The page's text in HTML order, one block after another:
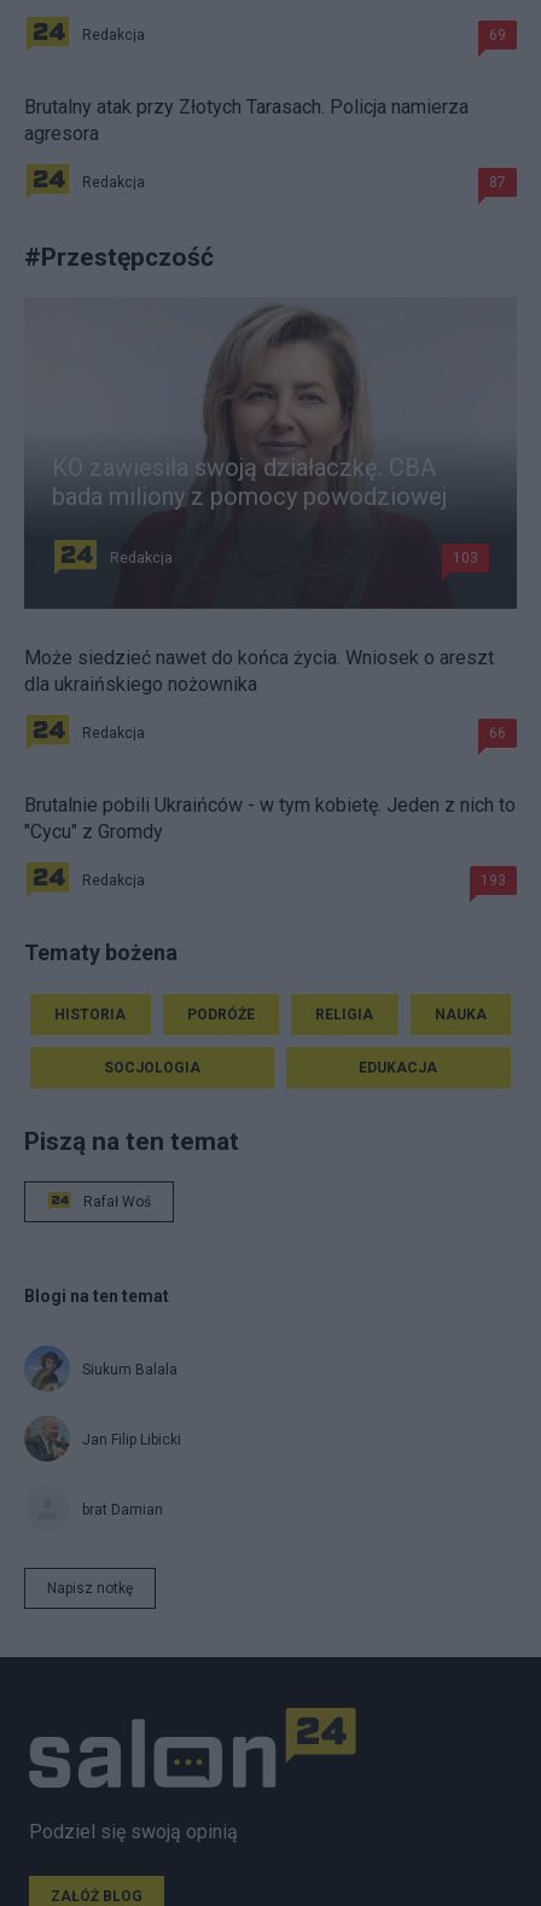
Redakcja 69
Brutalny atak przy Złotych Tarasach. Policja namierza
agresora
Redakcja 87
#Przestępczość
KO zawiesiła swoją działaczkę. CBA
bada miliony z pomocy powodziowej
Redakcja 103
Może siedzieć nawet do końca życia. Wniosek o areszt
dla ukraińskiego nożownika
Redakcja 66
Brutalnie pobili Ukraińców - w tym kobietę. Jeden z nich to
"Cycu" z Gromdy
Redakcja 193
Tematy bożena
HISTORIA PODRÓŻE RELIGIA NAUKA
SOCJOLOGIA EDUKACJA
Piszą na ten temat
Rafał Woś
Blogi na ten temat
Siukum Balala
Jan Filip Libicki
brat Damian
Napisz notkę
Podziel się swoją opinią
ZAŁÓŻ BLOG